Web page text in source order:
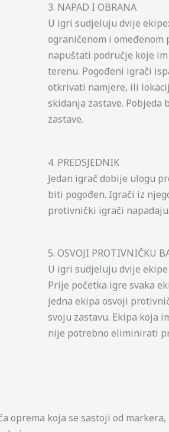
3. NAPAD I OBRANA
U igri sudjeluju dvije
ograničenom i
napuštati područje koje
terenu. Pogođeni igrači
otkrivati namjere, ili
skidanja zastave.
zastave.
4. PREDSJEDNIK
Jedan igrač dobije ulogu
biti pogođen. Igrači iz
protivnički igrači napadaju.
5. OSVOJI PROTIVNIČKU
U igri sudjeluju dvije
Prije početka igre svaka
jedna ekipa osvoji
svoju zastavu. Ekipa koja
nije potrebno eliminirati
oprema koja se sastoji od